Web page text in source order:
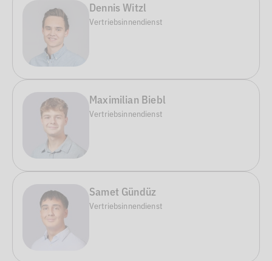
Dennis Witzl
Vertriebsinnendienst
Maximilian Biebl
Vertriebsinnendienst
Samet Gündüz
Vertriebsinnendienst